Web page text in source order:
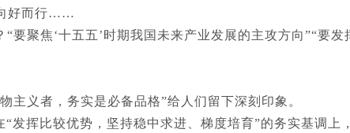
向好而行……
要聚焦‘十五五’时期我国未来产业发展的主攻方向”“要
主义者，务实是必备品格”给人们留下深刻印象。
发挥比较优势，坚持稳中求进、梯度培育”的务实基调上